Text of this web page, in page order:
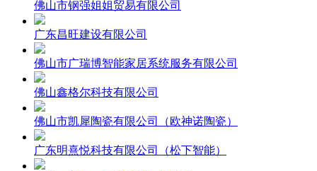
佛山市钢强姐姐贸易有限公司
广东昌旺建设有限公司
佛山市广瑞博智能家居系统服务有限公司
佛山鑫格尔科技有限公司
佛山市凯犀陶瓷有限公司（欧神诺陶瓷）
广东明熹悦科技有限公司（松下智能）